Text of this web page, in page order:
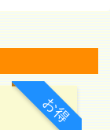
お得